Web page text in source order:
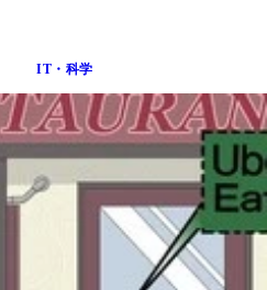
IT・科学